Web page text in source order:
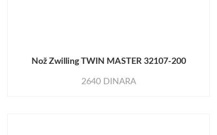
Nož Zwilling TWIN MASTER 32107-200
2640 DINARA